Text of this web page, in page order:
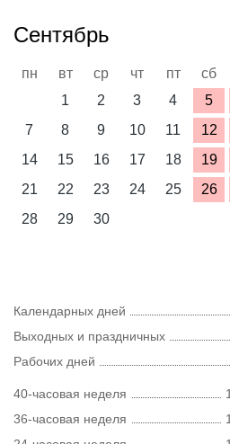
Сентябрь
пн вт ср чт пт сб
1
2 3 4 5
7
8 9 10 11 12
14
15 16 17 18 19
21
22 23 24 25 26
28
29 30
Календарных дней
Выходных и праздничных
Рабочих дней
40-часовая неделя
36-часовая неделя